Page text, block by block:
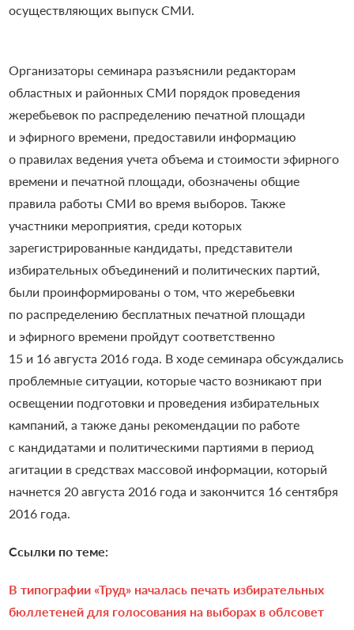
осуществляющих выпуск СМИ.
Организаторы семинара разъяснили редакторам
областных и районных СМИ порядок проведения
жеребьевок по распределению печатной площади
и эфирного времени, предоставили информацию
о правилах ведения учета объема и стоимости эфирного
времени и печатной площади, обозначены общие
правила работы СМИ во время выборов. Также
участники мероприятия, среди которых
зарегистрированные кандидаты, представители
избирательных объединений и политических партий,
были проинформированы о том, что жеребьевки
по распределению бесплатных печатной площади
и эфирного времени пройдут соответственно
15 и 16 августа 2016 года. В ходе семинара обсуждались
проблемные ситуации, которые часто возникают при
освещении подготовки и проведения избирательных
кампаний, а также даны рекомендации по работе
с кандидатами и политическими партиями в период
агитации в средствах массовой информации, который
начнется 20 августа 2016 года и закончится 16 сентября
2016 года.
Ссылки по теме:
В типографии «Труд» началась печать избирательных
бюллетеней для голосования на выборах в облсовет